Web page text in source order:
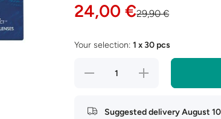
29,90 €
24,00 €
Your selection: 1 x 30 pcs
Decrease
OneDay
Increase
quantity
OneDay
Suggested deliveryAugust 10